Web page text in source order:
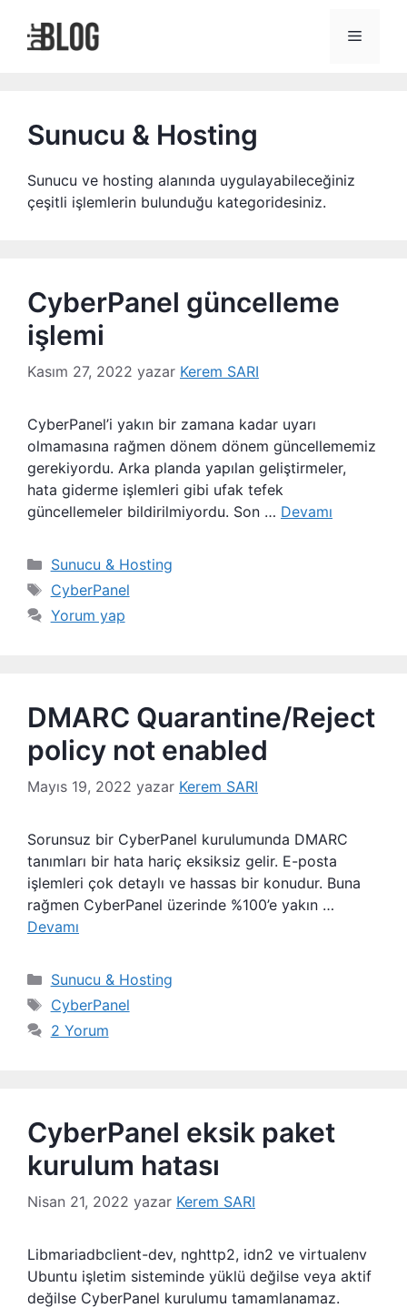
Menü
Sunucu & Hosting
Sunucu ve hosting alanında uygulayabileceğiniz
çeşitli işlemlerin bulunduğu kategoridesiniz.
CyberPanel güncelleme
işlemi
Kasım 27, 2022 yazar Kerem SARI
CyberPanel’i yakın bir zamana kadar uyarı
olmamasına rağmen dönem dönem güncellememiz
gerekiyordu. Arka planda yapılan geliştirmeler,
hata giderme işlemleri gibi ufak tefek
güncellemeler bildirilmiyordu. Son … Devamı
Kategoriler
Sunucu & Hosting
Etiketler
CyberPanel
Yorum yap
DMARC Quarantine/Reject
policy not enabled
Mayıs 19, 2022 yazar Kerem SARI
Sorunsuz bir CyberPanel kurulumunda DMARC
tanımları bir hata hariç eksiksiz gelir. E-posta
işlemleri çok detaylı ve hassas bir konudur. Buna
rağmen CyberPanel üzerinde %100’e yakın …
Devamı
Kategoriler
Sunucu & Hosting
Etiketler
CyberPanel
2 Yorum
CyberPanel eksik paket
kurulum hatası
Nisan 21, 2022 yazar Kerem SARI
Libmariadbclient-dev, nghttp2, idn2 ve virtualenv
Ubuntu işletim sisteminde yüklü değilse veya aktif
değilse CyberPanel kurulumu tamamlanamaz.